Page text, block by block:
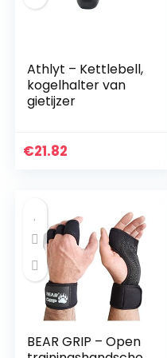
Athlyt – Kettlebell,
kogelhalter van
gietijzer
€21.82
BEAR GRIP – Open